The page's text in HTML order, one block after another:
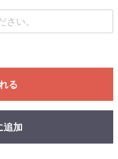
る
追加